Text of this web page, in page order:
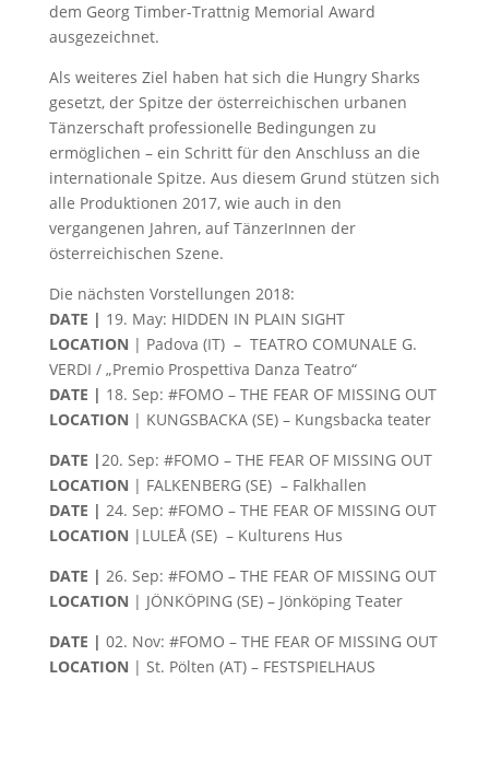
dem Georg Timber-Trattnig Memorial Award
ausgezeichnet.
Als weiteres Ziel haben hat sich die Hungry Sharks
gesetzt, der Spitze der österreichischen urbanen
Tänzerschaft professionelle Bedingungen zu
ermöglichen – ein Schritt für den Anschluss an die
internationale Spitze. Aus diesem Grund stützen sich
alle Produktionen 2017, wie auch in den
vergangenen Jahren, auf TänzerInnen der
österreichischen Szene.
Die nächsten Vorstellungen 2018:
DATE | 19. May: HIDDEN IN PLAIN SIGHT
LOCATION | Padova (IT) – TEATRO COMUNALE G.
VERDI / „Premio Prospettiva Danza Teatro“
DATE | 18. Sep: #FOMO – THE FEAR OF MISSING OUT
LOCATION | KUNGSBACKA (SE) – Kungsbacka teater
DATE |20. Sep: #FOMO – THE FEAR OF MISSING OUT
LOCATION | FALKENBERG (SE) – Falkhallen
DATE | 24. Sep: #FOMO – THE FEAR OF MISSING OUT
LOCATION |LULEÅ (SE) – Kulturens Hus
DATE | 26. Sep: #FOMO – THE FEAR OF MISSING OUT
LOCATION | JÖNKÖPING (SE) – Jönköping Teater
DATE | 02. Nov: #FOMO – THE FEAR OF MISSING OUT
LOCATION | St. Pölten (AT) – FESTSPIELHAUS